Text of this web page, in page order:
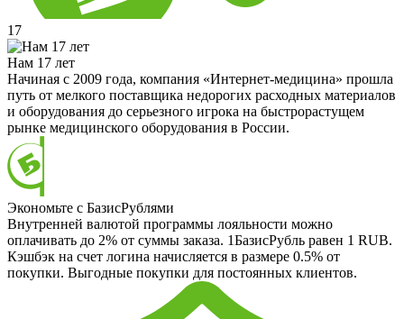
17
Нам 17 лет
Начиная с 2009 года, компания «Интернет-медицина» прошла
путь от мелкого поставщика недорогих расходных материалов
и оборудования до серьезного игрока на быстрорастущем
рынке медицинского оборудования в России.
Экономьте с БазисРублями
Внутренней валютой программы лояльности можно
оплачивать до 2% от суммы заказа. 1БазисРубль равен 1 RUB.
Кэшбэк на счет логина начисляется в размере 0.5% от
покупки. Выгодные покупки для постоянных клиентов.